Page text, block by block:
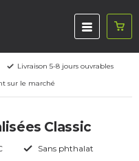
Livraison 5-8 jours ouvrables
sur le marché
Classic
Sans phthalat